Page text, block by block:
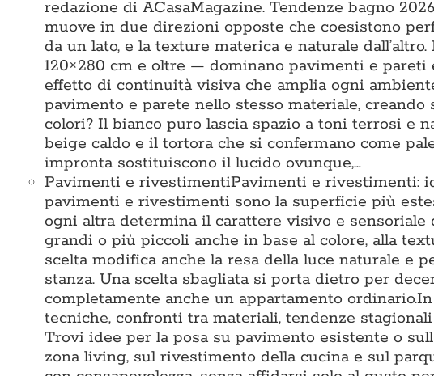
redazione di ACasaMagazine. Tendenze bagno
muove in due direzioni opposte che coesistono
da un lato, e la texture materica e naturale
120×280 cm e oltre — dominano pavimenti e
effetto di continuità visiva che amplia ogni
pavimento e parete nello stesso materiale,
colori? Il bianco puro lascia spazio a toni terrosi e
beige caldo e il tortora che si confermano come
impronta sostituiscono il lucido ovunque,…
Pavimenti e rivestimentiPavimenti e rivestimenti:
pavimenti e rivestimenti sono la superficie più
ogni altra determina il carattere visivo e
grandi o più piccoli anche in base al colore, alla
scelta modifica anche la resa della luce naturale e
stanza. Una scelta sbagliata si porta dietro per
completamente anche un appartamento
tecniche, confronti tra materiali, tendenze
Trovi idee per la posa su pavimento esistente o
zona living, sul rivestimento della cucina e sul